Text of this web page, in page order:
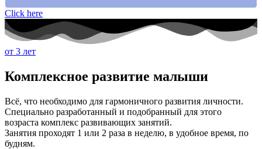
Click here
от 3 лет
Комплексное развитие малыши
Всё, что необходимо для гармоничного развития личности.
Специально разработанный и подобранный для этого
возраста комплекс развивающих занятий.
Занятия проходят 1 или 2 раза в неделю, в удобное время, по
будням.